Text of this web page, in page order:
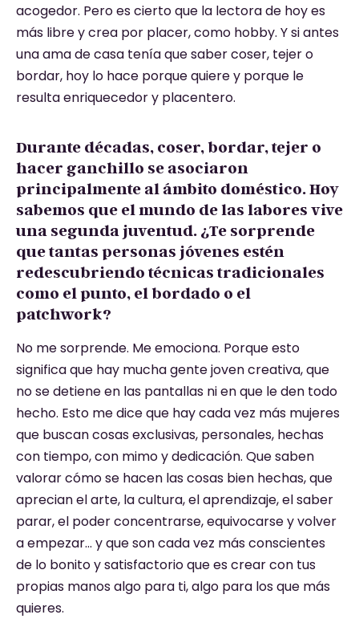
acogedor. Pero es cierto que la lectora de hoy es
más libre y crea por placer, como hobby. Y si antes
una ama de casa tenía que saber coser, tejer o
bordar, hoy lo hace porque quiere y porque le
resulta enriquecedor y placentero.
Durante décadas, coser, bordar, tejer o
hacer ganchillo se asociaron
principalmente al ámbito doméstico. Hoy
sabemos que el mundo de las labores vive
una segunda juventud. ¿Te sorprende
que tantas personas jóvenes estén
redescubriendo técnicas tradicionales
como el punto, el bordado o el
patchwork?
No me sorprende. Me emociona. Porque esto
significa que hay mucha gente joven creativa, que
no se detiene en las pantallas ni en que le den todo
hecho. Esto me dice que hay cada vez más mujeres
que buscan cosas exclusivas, personales, hechas
con tiempo, con mimo y dedicación. Que saben
valorar cómo se hacen las cosas bien hechas, que
aprecian el arte, la cultura, el aprendizaje, el saber
parar, el poder concentrarse, equivocarse y volver
a empezar… y que son cada vez más conscientes
de lo bonito y satisfactorio que es crear con tus
propias manos algo para ti, algo para los que más
quieres.